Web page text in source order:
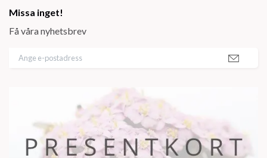
Missa inget!
Få våra nyhetsbrev